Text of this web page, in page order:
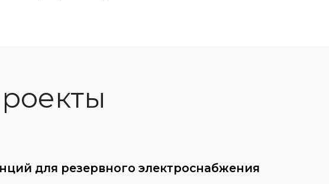
для резервного электроснабжения